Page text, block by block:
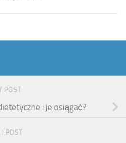
POST
i je osiągać?
POST